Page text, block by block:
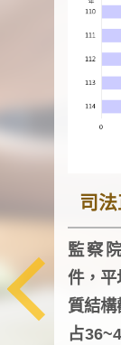
司
監察
件，平
質結構
占